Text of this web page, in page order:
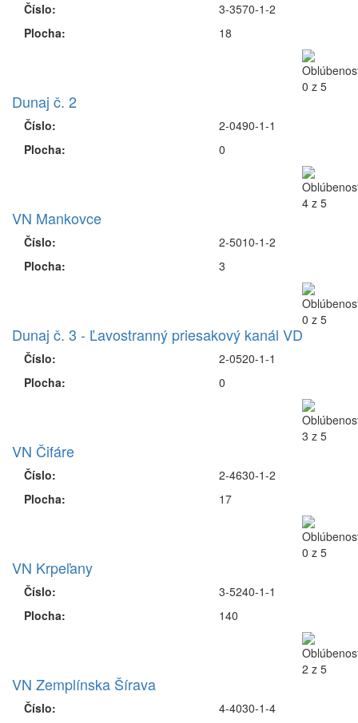
Číslo:
Plocha:
3-3570-1-2
18
Dunaj č. 2
Číslo:
Plocha:
2-0490-1-1
0
VN Mankovce
Číslo:
Plocha:
2-5010-1-2
3
Dunaj č. 3 - Ľavostranný priesakový kanál VD
Číslo:
Plocha:
2-0520-1-1
0
VN Čifáre
Číslo:
Plocha:
2-4630-1-2
17
VN Krpeľany
Číslo:
Plocha:
3-5240-1-1
140
VN Zemplínska Šírava
Číslo: 4-4030-1-4